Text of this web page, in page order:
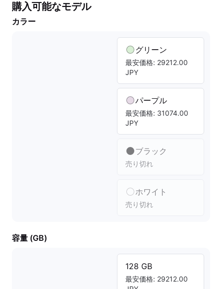
購入可能なモデル
カラー
グリーン
最安価格: 29212.00
JPY
パープル
最安価格: 31074.00
JPY
ブラック
売り切れ
ホワイト
売り切れ
容量 (GB)
128 GB
最安価格: 29212.00